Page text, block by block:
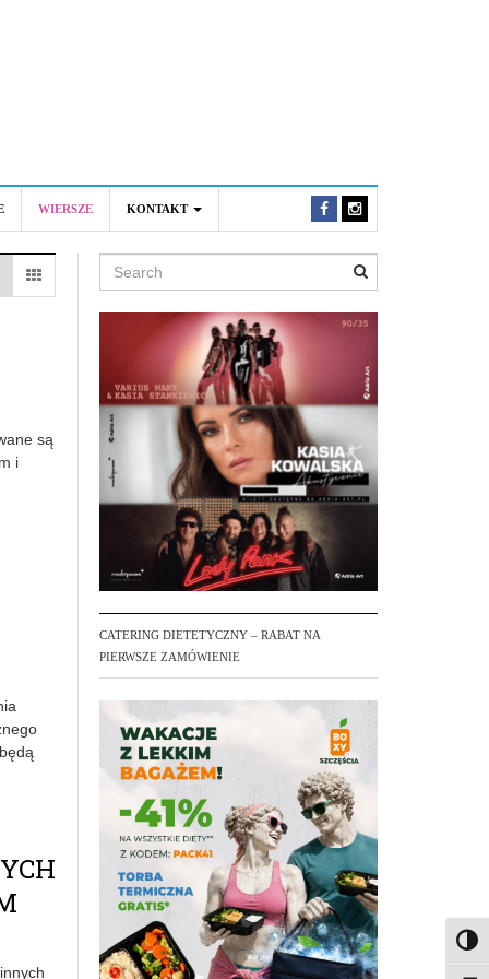
WIERSZE KONTAKT
są
i
Search
CATERING DIETETYCZNY – RABAT NA
PIERWSZE ZAMÓWIENIE